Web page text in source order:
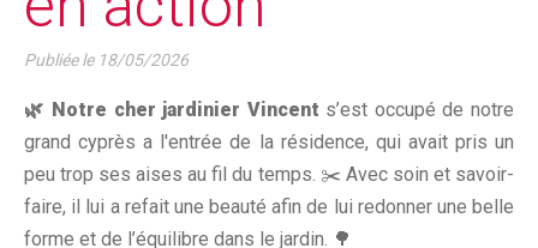
Publiée le 18/05/2026
🌿 Notre cher jardinier Vincent s’est occupé de notre
grand cyprès a l'entrée de la résidence, qui avait pris un
peu trop ses aises au fil du temps. ✂️ Avec soin et savoir-
faire, il lui a refait une beauté afin de lui redonner une belle
forme et de l’équilibre dans le jardin. 🌳